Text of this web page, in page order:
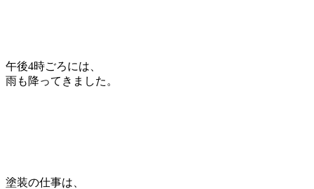
午後4時ごろには、
雨も降ってきました。
塗装の仕事は、